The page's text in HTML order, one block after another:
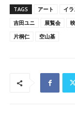
TAGS アート イ
吉田ユニ
展覧会
片桐仁
空山基